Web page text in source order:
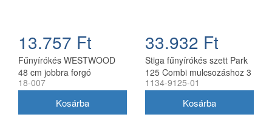
13.757 Ft
Fűnyírókés WESTWOOD
48 cm jobbra forgó
18-007
33.932 Ft
Stiga fűnyírókés szett Park
125 Combi mulcsozáshoz 3
db
1134-9125-01